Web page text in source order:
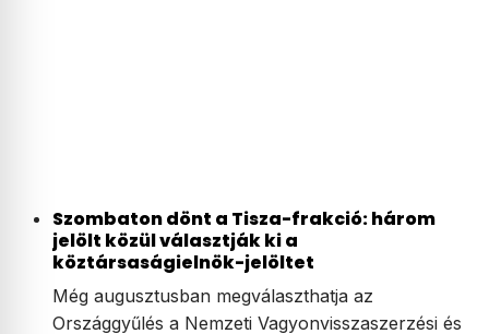
Szombaton dönt a Tisza-frakció: három
jelölt közül választják ki a
köztársaságielnök-jelöltet
Még augusztusban megválaszthatja az
Országgyűlés a Nemzeti Vagyonvisszaszerzési és